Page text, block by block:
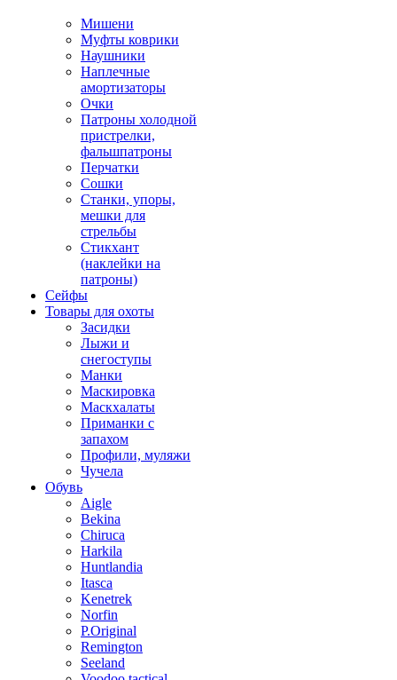
Мишени
Муфты коврики
Наушники
Наплечные
амортизаторы
Очки
Патроны холодной
пристрелки,
фальшпатроны
Перчатки
Сошки
Станки, упоры,
мешки для
стрельбы
Стикхант
(наклейки на
патроны)
Сейфы
Товары для охоты
Засидки
Лыжи и
снегоступы
Манки
Маскировка
Маскхалаты
Приманки с
запахом
Профили, муляжи
Чучела
Обувь
Aigle
Bekina
Chiruсa
Harkila
Huntlandia
Itasca
Kenetrek
Norfin
P.Original
Remington
Seeland